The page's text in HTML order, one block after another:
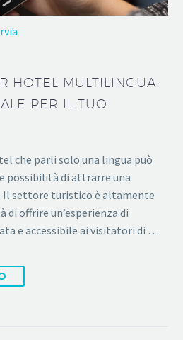
HOTEL MULTILINGUA:
PER IL TUO
che parli solo una lingua può
possibilità di attrarre una
settore turistico è altamente
offrire un’esperienza di
e accessibile ai visitatori di …